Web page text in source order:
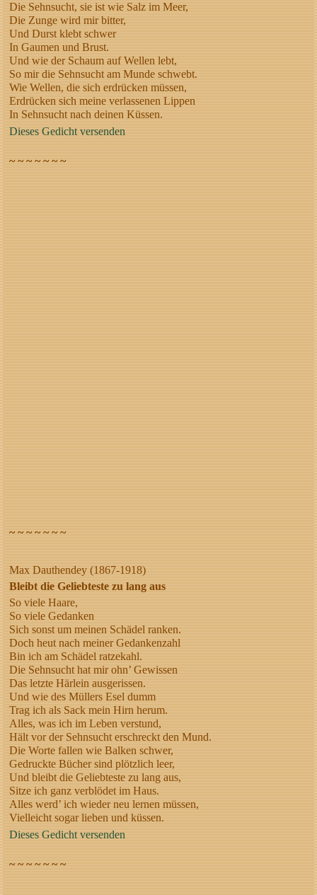
Die Sehnsucht, sie ist wie Salz im Meer,
Die Zunge wird mir bitter,
Und Durst klebt schwer
In Gaumen und Brust.
Und wie der Schaum auf Wellen lebt,
So mir die Sehnsucht am Munde schwebt.
Wie Wellen, die sich erdrücken müssen,
Erdrücken sich meine verlassenen Lippen
In Sehnsucht nach deinen Küssen.
Dieses Gedicht versenden
~ ~ ~ ~ ~ ~ ~
~ ~ ~ ~ ~ ~ ~
Max Dauthendey (1867-1918)
Bleibt die Geliebteste zu lang aus
So viele Haare,
So viele Gedanken
Sich sonst um meinen Schädel ranken.
Doch heut nach meiner Gedankenzahl
Bin ich am Schädel ratzekahl.
Die Sehnsucht hat mir ohn’ Gewissen
Das letzte Härlein ausgerissen.
Und wie des Müllers Esel dumm
Trag ich als Sack mein Hirn herum.
Alles, was ich im Leben verstund,
Hält vor der Sehnsucht erschreckt den Mund.
Die Worte fallen wie Balken schwer,
Gedruckte Bücher sind plötzlich leer,
Und bleibt die Geliebteste zu lang aus,
Sitze ich ganz verblödet im Haus.
Alles werd’ ich wieder neu lernen müssen,
Vielleicht sogar lieben und küssen.
Dieses Gedicht versenden
~ ~ ~ ~ ~ ~ ~